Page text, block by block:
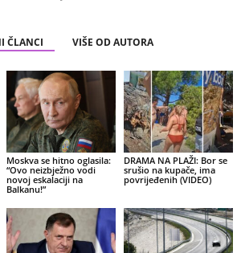
ČLANCI VIŠE OD AUTORA
Moskva se hitno oglasila:
“Ovo neizbježno vodi
novoj eskalaciji na
Balkanu!”
DRAMA NA PLAŽI: Bor se
srušio na kupače, ima
povrijeđenih (VIDEO)